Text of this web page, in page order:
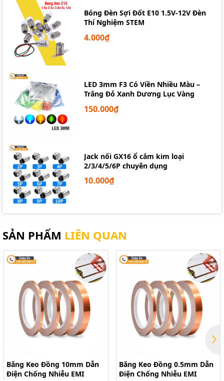
Bóng Đèn Sợi Đốt E10 1.5V-12V Đèn
Thí Nghiệm STEM
4.000₫
LED 3mm F3 Có Viền Nhiều Màu –
Trắng Đỏ Xanh Dương Lục Vàng
150.000₫
Jack nối GX16 ổ cắm kim loại
2/3/4/5/6P chuyên dụng
10.000₫
SẢN PHẨM LIÊN QUAN
Băng Keo Đồng 10mm Dẫn
Điện Chống Nhiễu EMI
Băng Keo Đồng 0.5mm Dẫn
Điện Chống Nhiễu EMI